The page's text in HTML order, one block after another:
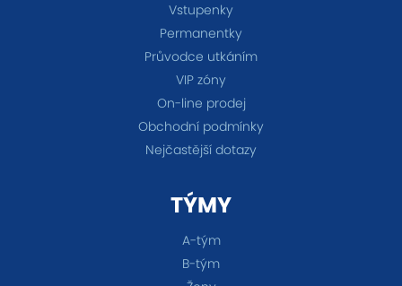
Vstupenky
Permanentky
Průvodce utkáním
VIP zóny
On-line prodej
Obchodní podmínky
Nejčastější dotazy
TÝMY
A-tým
B-tým